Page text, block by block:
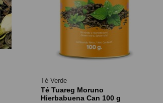
Té Verde
Té Tuareg Moruno
Hierbabuena Can 100 g